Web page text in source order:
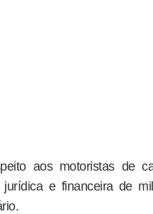
aos motoristas de
e financeira de